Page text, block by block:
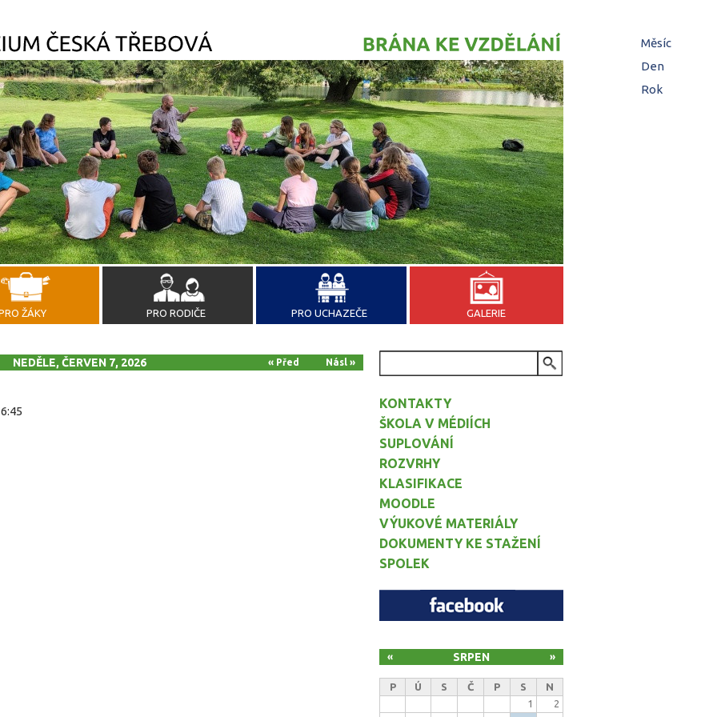
ŽÁKY PRO RODIČE PRO UCHAZEČE GALERIE
NEDĚLE, ČERVEN 7, 2026 « Před Násl »
KONTAKTY
ŠKOLA V MÉDIÍCH
SUPLOVÁNÍ
ROZVRHY
KLASIFIKACE
MOODLE
VÝUKOVÉ MATERIÁLY
DOKUMENTY KE STAŽENÍ
SPOLEK
SRPEN
« »
P Ú S Č P S
N
1
2
Měsíc
Den(aktivní
Rok